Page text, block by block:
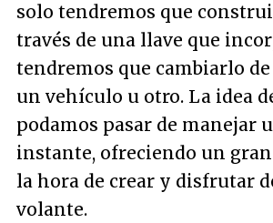
solo tendremos que
través de una llave que
tendremos que cambiarlo
un vehículo u otro. La idea
podamos pasar de manejar
instante, ofreciendo un
la hora de crear y disfrutar
volante.